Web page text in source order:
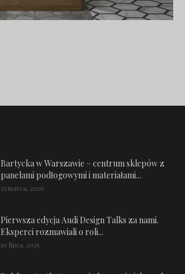
Bartycka w Warszawie – centrum sklepów z
panelami podłogowymi i materiałami...
23 marca, 2026
Pierwsza edycja Audi Design Talks za nami.
Eksperci rozmawiali o roli...
10 lipca, 2025